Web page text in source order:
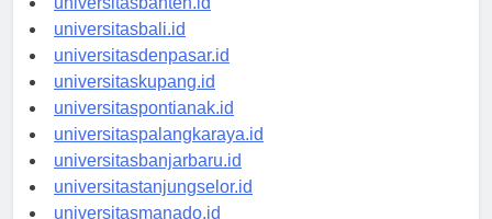
universitasbanten.id
universitasbali.id
universitasdenpasar.id
universitaskupang.id
universitaspontianak.id
universitaspalangkaraya.id
universitasbanjarbaru.id
universitastanjungselor.id